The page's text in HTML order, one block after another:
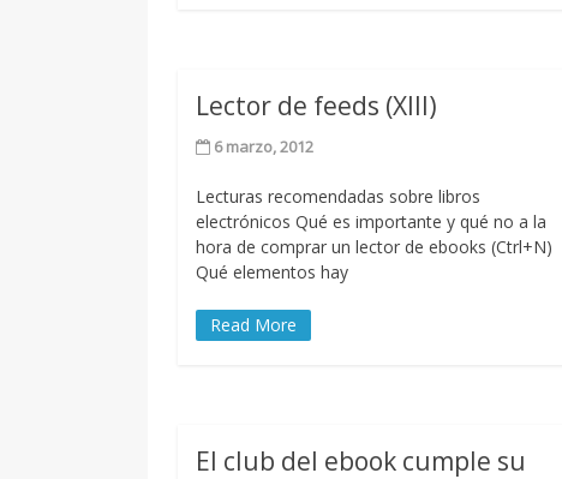
Lector de feeds (XIII)
6 marzo, 2012
Lecturas recomendadas sobre libros
electrónicos Qué es importante y qué no a la
hora de comprar un lector de ebooks (Ctrl+N)
Qué elementos hay
Read More
El club del ebook cumple su